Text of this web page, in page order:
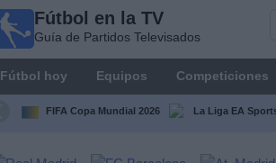
Fútbol en la TV
Guía de Partidos Televisados
Fútbol hoy Equipos Competiciones
FIFA Copa Mundial 2026 La Liga EA